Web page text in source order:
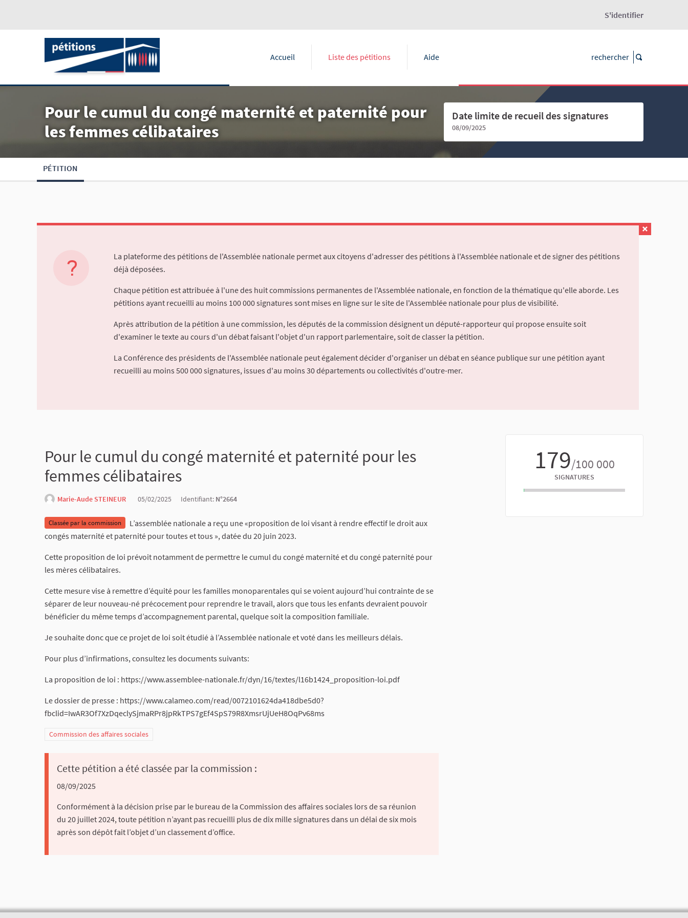
S'identifier
Accueil Liste des pétitions Aide
Pour le cumul du congé maternité et paternité pour
les femmes célibataires
Date limite de recueil des signatures
08/09/2025
PÉTITION
La plateforme des pétitions de l'Assemblée nationale permet aux citoyens d'adresser des pétitions à l'Assemblée nationale et de signer des pétitions
déjà déposées.
Chaque pétition est attribuée à l'une des huit commissions permanentes de l'Assemblée nationale, en fonction de la thématique qu'elle aborde. Les
pétitions ayant recueilli au moins 100 000 signatures sont mises en ligne sur le site de l'Assemblée nationale pour plus de visibilité.
Après attribution de la pétition à une commission, les députés de la commission désignent un député-rapporteur qui propose ensuite soit
d'examiner le texte au cours d'un débat faisant l'objet d'un rapport parlementaire, soit de classer la pétition.
La Conférence des présidents de l'Assemblée nationale peut également décider d'organiser un débat en séance publique sur une pétition ayant
recueilli au moins 500 000 signatures, issues d'au moins 30 départements ou collectivités d'outre-mer.
179/100 000
SIGNATURES
Pour le cumul du congé maternité et paternité pour les
femmes célibataires
Marie-Aude STEINEUR 05/02/2025 Identifiant: N°2664
Classée par la commission
L’assemblée nationale a reçu une «proposition de loi visant à rendre effectif le droit aux
congés maternité et paternité pour toutes et tous », datée du 20 juin 2023.
Cette proposition de loi prévoit notamment de permettre le cumul du congé maternité et du congé paternité pour
les mères célibataires.
Cette mesure vise à remettre d’équité pour les familles monoparentales qui se voient aujourd’hui contrainte de se
séparer de leur nouveau-né précocement pour reprendre le travail, alors que tous les enfants devraient pouvoir
bénéficier du même temps d’accompagnement parental, quelque soit la composition familiale.
Je souhaite donc que ce projet de loi soit étudié à l’Assemblée nationale et voté dans les meilleurs délais.
Pour plus d’infirmations, consultez les documents suivants:
La proposition de loi : https://www.assemblee-nationale.fr/dyn/16/textes/l16b1424_proposition-loi.pdf
Le dossier de presse : https://www.calameo.com/read/0072101624da418dbe5d0?
fbclid=IwAR3Of7XzDqeclySjmaRPr8jpRkTPS7gEf4SpS79R8XmsrUjUeH8OqPv68ms
Commission des affaires sociales
Cette pétition a été classée par la commission :
08/09/2025
Conformément à la décision prise par le bureau de la Commission des affaires sociales lors de sa réunion
du 20 juillet 2024, toute pétition n’ayant pas recueilli plus de dix mille signatures dans un délai de six mois
après son dépôt fait l’objet d’un classement d’office.